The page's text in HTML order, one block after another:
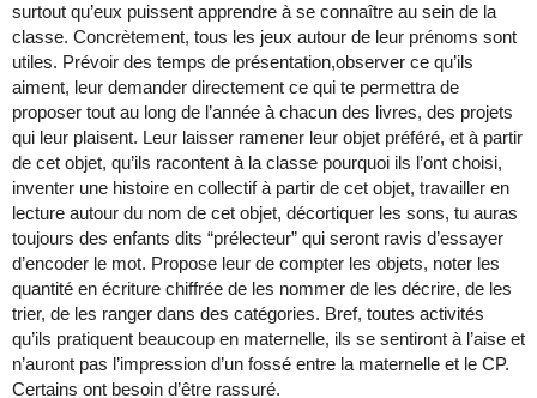
surtout qu’eux puissent apprendre à se connaître au sein de la
classe. Concrètement, tous les jeux autour de leur prénoms sont
utiles. Prévoir des temps de présentation,observer ce qu’ils
aiment, leur demander directement ce qui te permettra de
proposer tout au long de l’année à chacun des livres, des projets
qui leur plaisent. Leur laisser ramener leur objet préféré, et à partir
de cet objet, qu’ils racontent à la classe pourquoi ils l’ont choisi,
inventer une histoire en collectif à partir de cet objet, travailler en
lecture autour du nom de cet objet, décortiquer les sons, tu auras
toujours des enfants dits “prélecteur” qui seront ravis d’essayer
d’encoder le mot. Propose leur de compter les objets, noter les
quantité en écriture chiffrée de les nommer de les décrire, de les
trier, de les ranger dans des catégories. Bref, toutes activités
qu’ils pratiquent beaucoup en maternelle, ils se sentiront à l’aise et
n’auront pas l’impression d’un fossé entre la maternelle et le CP.
Certains ont besoin d’être rassuré.